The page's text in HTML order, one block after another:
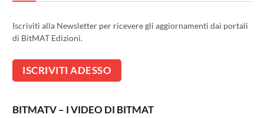
Iscriviti alla Newsletter per ricevere gli aggiornamenti dai portali
di BitMAT Edizioni.
BITMATV – I VIDEO DI BITMAT